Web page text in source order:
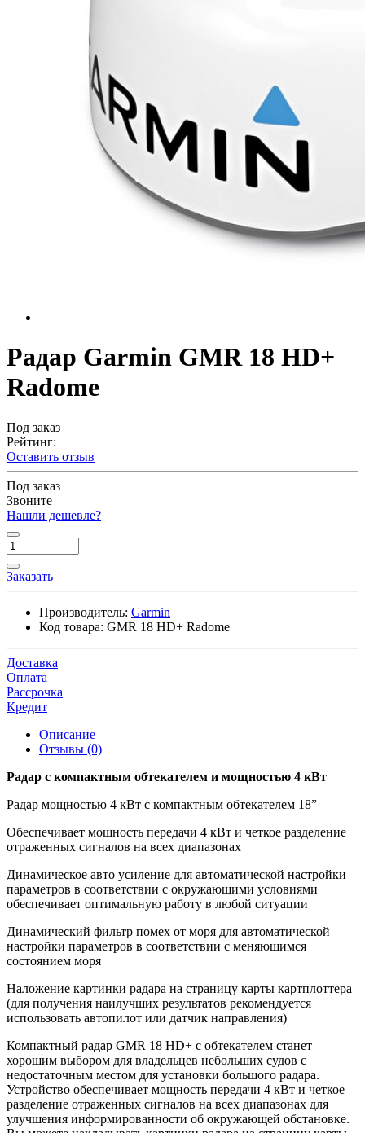
Радар Garmin GMR 18 HD+
Radome
Под заказ
Рейтинг:
Оставить отзыв
Под заказ
Звоните
Нашли дешевле?
Заказать
Производитель: Garmin
Код товара: GMR 18 HD+ Radome
Доставка
Оплата
Рассрочка
Кредит
Описание
Отзывы (0)
Радар с компактным обтекателем и мощностью 4 кВт
Радар мощностью 4 кВт с компактным обтекателем 18”
Обеспечивает мощность передачи 4 кВт и четкое разделение
отраженных сигналов на всех диапазонах
Динамическое авто усиление для автоматической настройки
параметров в соответствии с окружающими условиями
обеспечивает оптимальную работу в любой ситуации
Динамический фильтр помех от моря для автоматической
настройки параметров в соответствии с меняющимся
состоянием моря
Наложение картинки радара на страницу карты картплоттера
(для получения наилучших результатов рекомендуется
использовать автопилот или датчик направления)
Компактный радар GMR 18 HD+ с обтекателем станет
хорошим выбором для владельцев небольших судов с
недостаточным местом для установки большого радара.
Устройство обеспечивает мощность передачи 4 кВт и четкое
разделение отраженных сигналов на всех диапазонах для
улучшения информированности об окружающей обстановке.